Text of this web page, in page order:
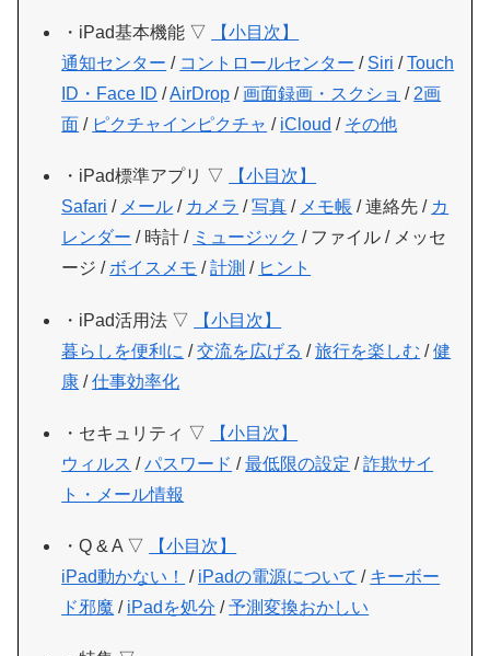
・iPad基本機能 ▽
【小目次】
通知センター / コントロールセンター / Siri /Touch
ID・Face ID /AirDrop /画面録画・スクショ / 2画
面 / ピクチャインピクチャ / iCloud / その他
・iPad標準アプリ ▽
【小目次】
Safari / メール / カメラ /写真 / メモ帳 / 連絡先 / カ
レンダー / 時計 / ミュージック / ファイル / メッセ
ージ / ボイスメモ /計測 / ヒント
・iPad活用法 ▽
【小目次】
暮らしを便利に /交流を広げる /旅行を楽しむ /健
康 /仕事効率化
・セキュリティ ▽
【小目次】
ウィルス /パスワード /最低限の設定 /詐欺サイ
ト・メール情報
・Q & A ▽
【小目次】
iPad動かない！
/ iPadの電源について / キーボー
ド邪魔 / iPadを処分 /予測変換おかしい